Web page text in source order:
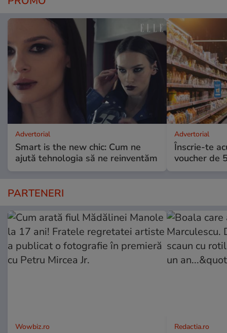
Advertorial
Smart is the new chic: Cum ne
ajută tehnologia să ne reinventăm
Advertorial
Înscrie-te
voucher de
PARTENERI
Wowbiz.ro Redactia.ro